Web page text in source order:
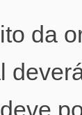
da